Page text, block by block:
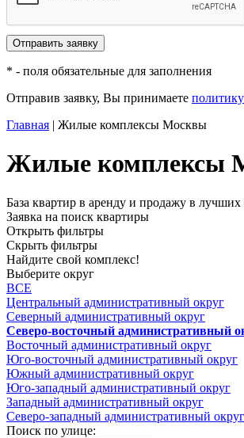
* - поля обязательные для заполнения
Отправив заявку, Вы принимаете
Главная | Жилые комплексы Москвы
Жилые комплексы
База квартир в аренду и продажу в
Заявка на поиск квартиры
Открыть фильтры
Скрыть фильтры
Найдите свой комплекс!
Выберите округ
ВСЕ
Центральный административный округ
Северный административный округ
Северо-восточный административный
Восточный административный округ
Юго-восточный административный округ
Южный административный округ
Юго-западный административный округ
Западный административный округ
Северо-западный административный округ
Поиск по улице: